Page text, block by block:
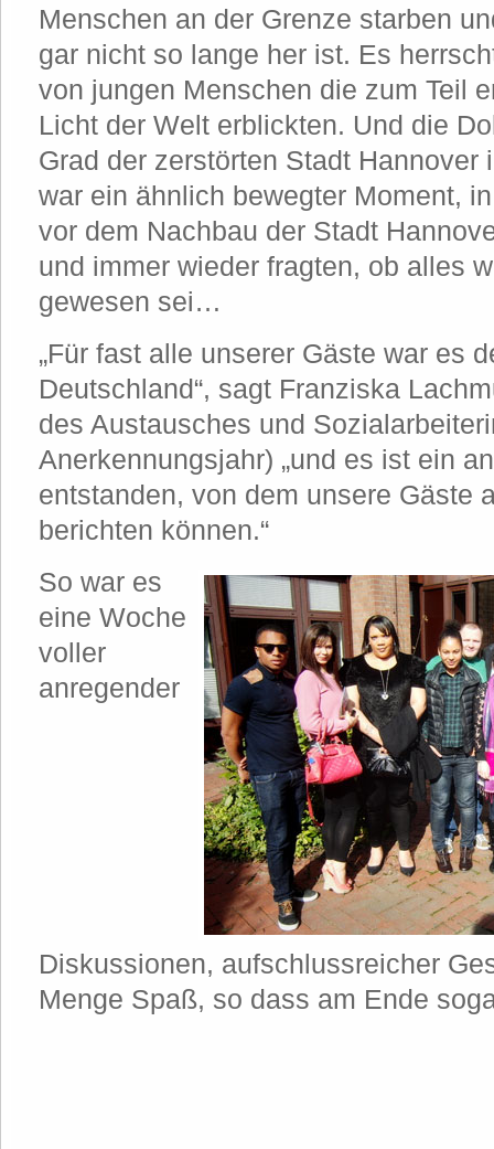
Menschen an der Grenze starben
gar nicht so lange her ist. Es
von jungen Menschen die zum Teil
Licht der Welt erblickten. Und die
Grad der zerstörten Stadt Hannover
war ein ähnlich bewegter Moment,
vor dem Nachbau der Stadt
und immer wieder fragten, ob alles
gewesen sei…
„Für fast alle unserer Gäste war es
Deutschland“, sagt Franziska
des Austausches und
Anerkennungsjahr) „und es ist ein
entstanden, von dem unsere Gäste
berichten können.“
So war es
eine Woche
voller
anregender
Diskussionen, aufschlussreicher
Menge Spaß, so dass am Ende